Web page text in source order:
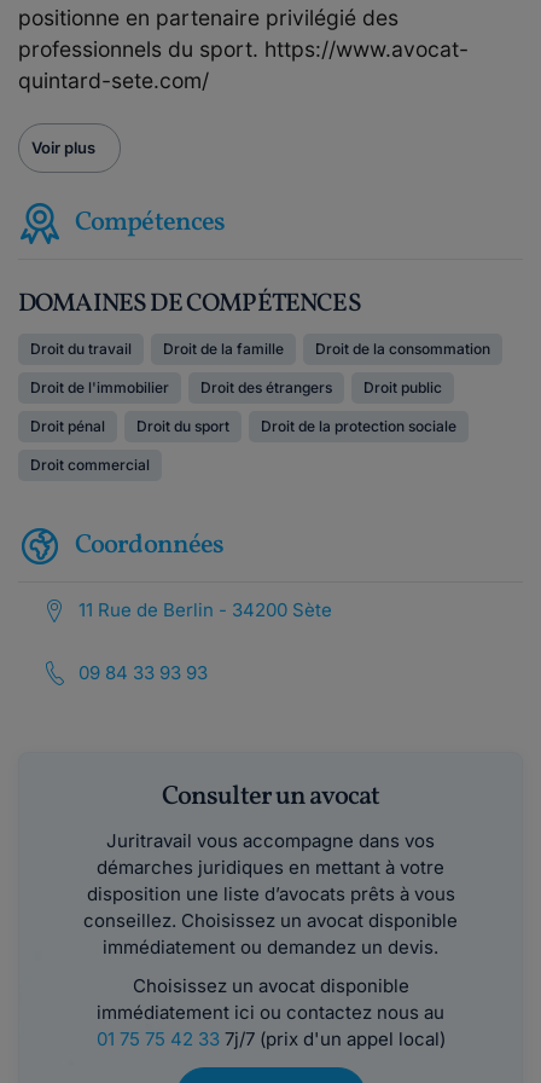
positionne en partenaire privilégié des
professionnels du sport. https://www.avocat-
quintard-sete.com/
Voir plus
Compétences
DOMAINES DE COMPÉTENCES
Droit du travail Droit de la famille Droit de la consommation
Droit de l'immobilier Droit des étrangers Droit public
Droit pénal Droit du sport Droit de la protection sociale
Droit commercial
Coordonnées
11 Rue de Berlin - 34200 Sète
09 84 33 93 93
Consulter un avocat
Juritravail vous accompagne dans vos
démarches juridiques en mettant à votre
disposition une liste d’avocats prêts à vous
conseillez. Choisissez un avocat disponible
immédiatement ou demandez un devis.
Choisissez un avocat disponible
immédiatement ici ou contactez nous au
01 75 75 42 337j/7 (prix d'un appel local)